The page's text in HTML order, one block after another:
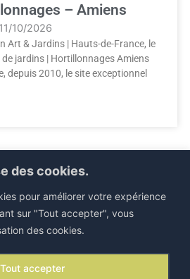
des cookies.
pour améliorer votre expérience
sur "Tout accepter", vous
des cookies.
Tout accepter
– Amiens
10/2026
Art & Jardins | Hauts-de-France, le
jardins | Hortillonnages Amiens
depuis 2010, le site exceptionnel
réservés |Mentions légales